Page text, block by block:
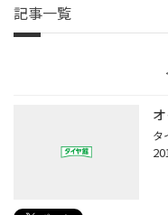
記事一覧